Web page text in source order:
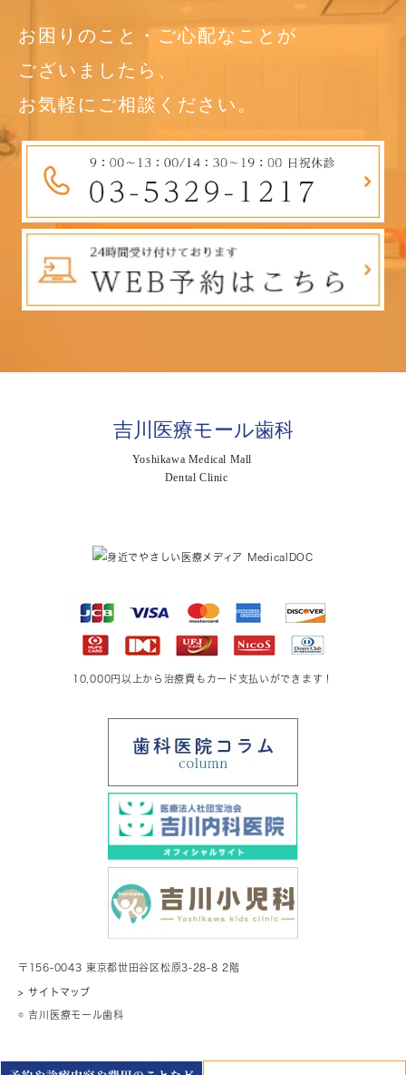
お困りのこと・ご心配なことが
ございましたら、
お気軽にご相談ください。
10,000円以上から治療費もカード支払いができます！
〒156-0043 東京都世田谷区松原3-28-8 2階
> サイトマップ
© 吉川医療モール歯科